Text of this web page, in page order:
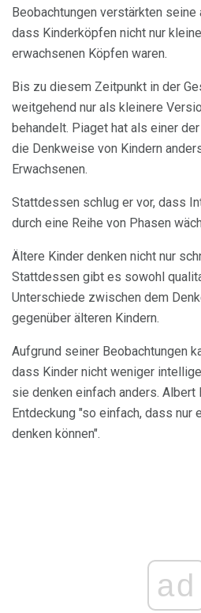
Beobachtungen verstärkten
dass Kinderköpfen nicht nur
erwachsenen Köpfen waren.
Bis zu diesem Zeitpunkt in der
weitgehend nur als kleinere
behandelt. Piaget hat als einer
die Denkweise von Kindern
Erwachsenen.
Stattdessen schlug er vor, dass
durch eine Reihe von Phasen
Ältere Kinder denken nicht nur
Stattdessen gibt es sowohl
Unterschiede zwischen dem
gegenüber älteren Kindern.
Aufgrund seiner Beobachtungen
dass Kinder nicht weniger
sie denken einfach anders. Albert
Entdeckung "so einfach, dass nur
denken können".
ad